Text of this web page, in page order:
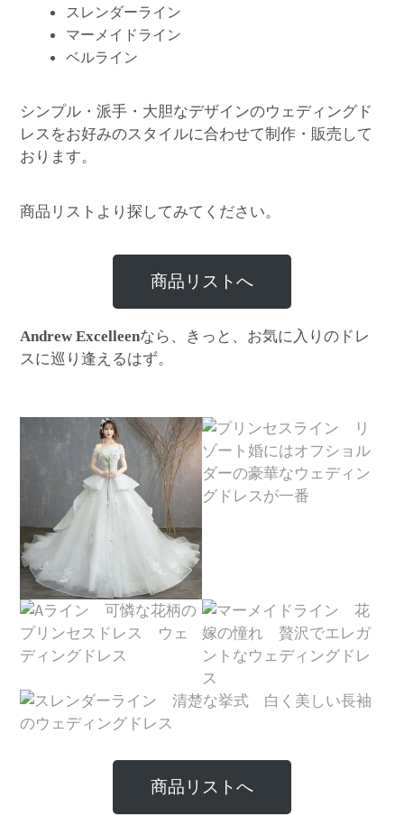
スレンダーライン
マーメイドライン
ベルライン
シンプル・派手・大胆なデザインのウェディングド
レスをお好みのスタイルに合わせて制作・販売して
おります。
商品リストより探してみてください。
商品リストへ
Andrew Excelleenなら、きっと、お気に入りのドレ
スに巡り逢えるはず。
商品リストへ